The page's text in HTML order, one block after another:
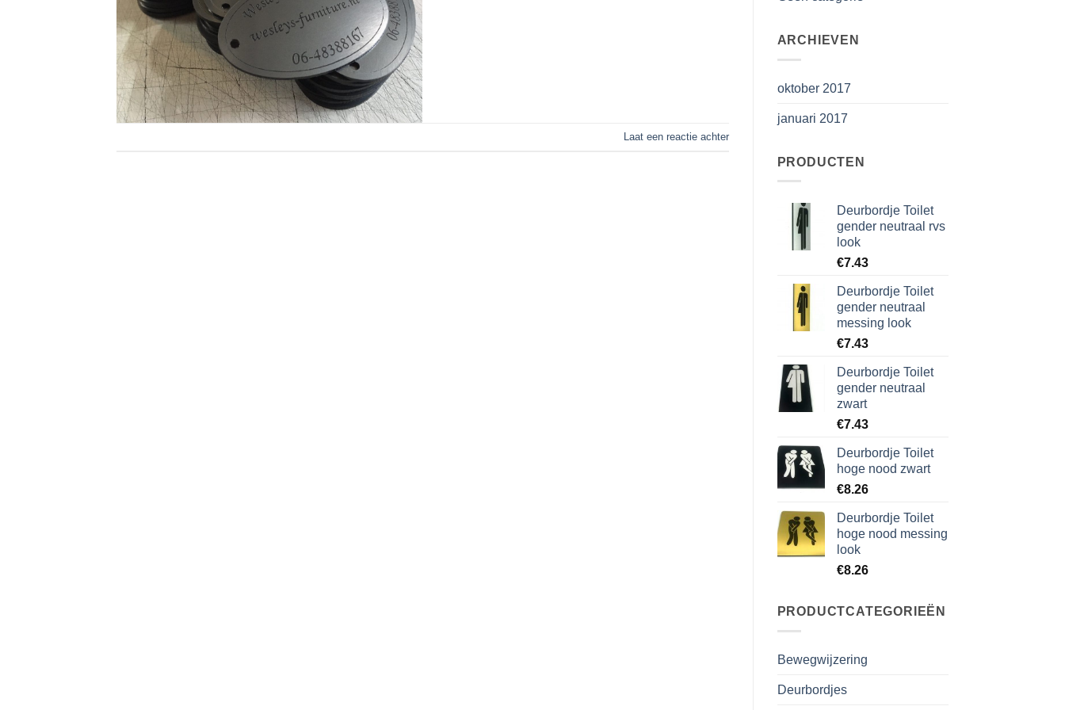
Laat een reactie achter
ARCHIEVEN
oktober 2017
januari 2017
PRODUCTEN
Deurbordje Toilet
gender neutraal rvs
look
€7.43
Deurbordje Toilet
gender neutraal
messing look
€7.43
Deurbordje Toilet
gender neutraal
zwart
€7.43
Deurbordje Toilet
hoge nood zwart
€8.26
Deurbordje Toilet
hoge nood messing
look
€8.26
PRODUCTCATEGORIEËN
Bewegwijzering
Deurbordjes